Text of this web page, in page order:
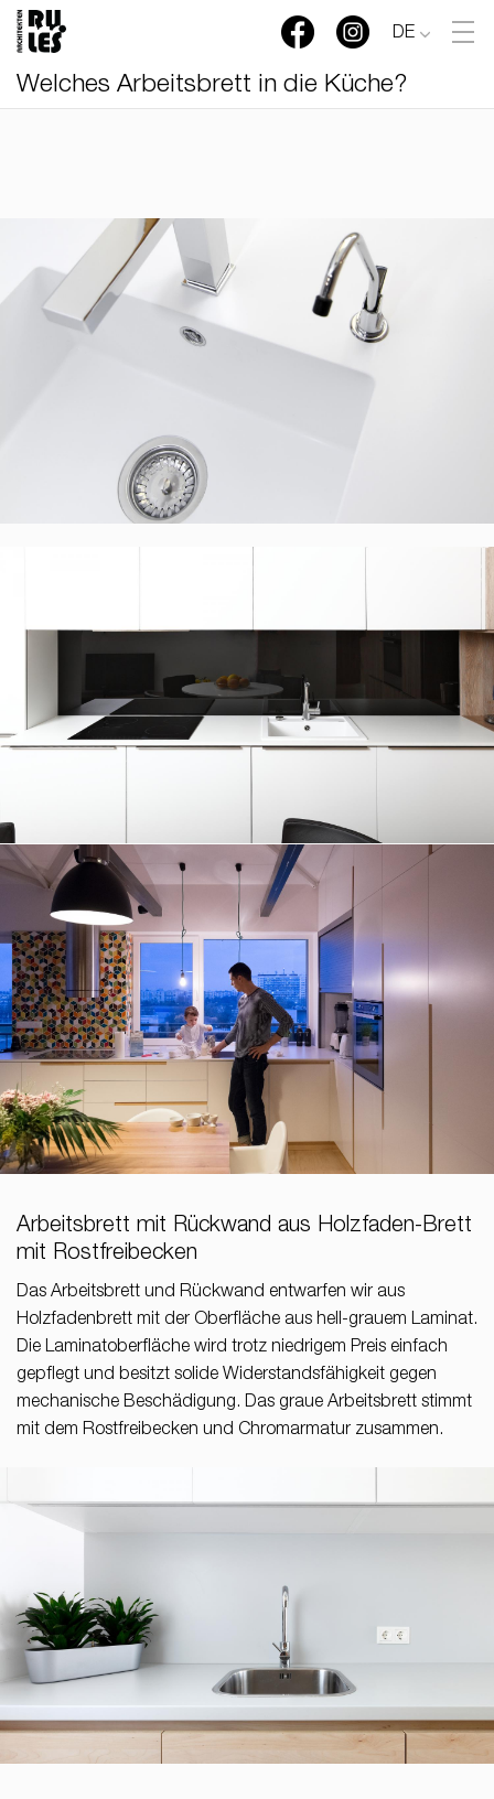
Welches Arbeitsbrett in die Küche?
DE
Arbeitsbrett mit Rückwand aus Holzfaden-Brett
mit Rostfreibecken
Das Arbeitsbrett und Rückwand entwarfen wir aus
Holzfadenbrett mit der Oberfläche aus hell-grauem Laminat.
Die Laminatoberfläche wird trotz niedrigem Preis einfach
gepflegt und besitzt solide Widerstandsfähigkeit gegen
mechanische Beschädigung. Das graue Arbeitsbrett stimmt
mit dem Rostfreibecken und Chromarmatur zusammen.